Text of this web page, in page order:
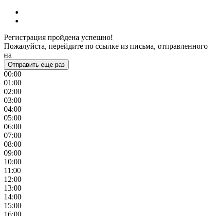
Регистрация пройдена успешно!
Пожалуйста, перейдите по ссылке из письма, отправленного
на
Отправить еще раз
00:00
01:00
02:00
03:00
04:00
05:00
06:00
07:00
08:00
09:00
10:00
11:00
12:00
13:00
14:00
15:00
16:00